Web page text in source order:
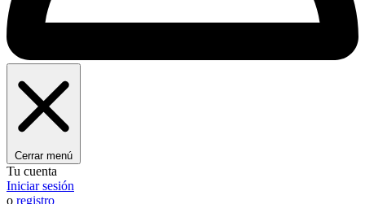
Cerrar menú
Tu cuenta
Iniciar sesión
o registro